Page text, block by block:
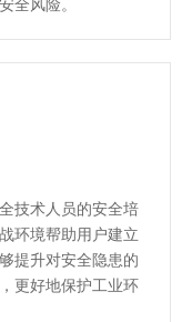
技术人员的安全培
环境帮助用户建立
提升对安全隐患的
更好地保护工业环